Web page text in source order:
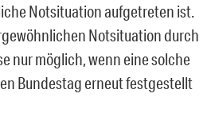
Notsituation aufgetreten ist.
Notsituation durch
nur möglich, wenn eine solche
Bundestag erneut festgestellt